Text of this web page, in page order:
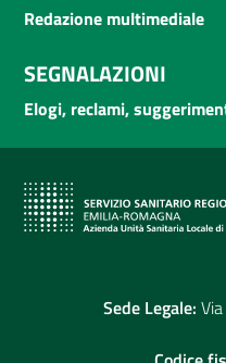
Redazione multimediale
SEGNALAZIONI
Elogi, reclami,
Sede Legale: